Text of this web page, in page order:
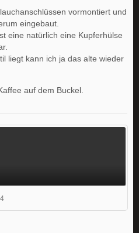
vormontiert und
eingebaut.
eine natürlich eine Kupferhülse
liegt kann ich ja das alte wieder
auf dem Buckel.